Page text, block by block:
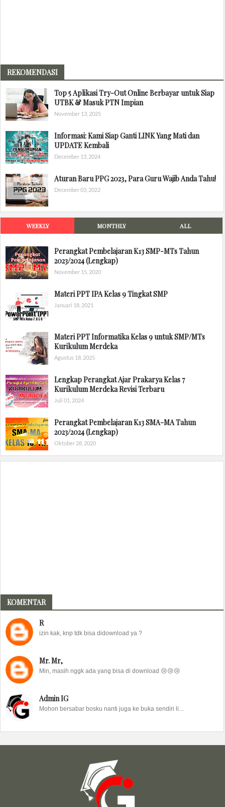
REKOMENDASI
Top 5 Aplikasi Try-Out Online Berbayar untuk Siap
UTBK & Masuk PTN Impian
November 13, 2025
Informasi: Kami Siap Ganti LINK Yang Mati dan
UPDATE Kembali
December 13, 2024
Aturan Baru PPG 2023, Para Guru Wajib Anda Tahu!
December 03, 2022
WEEKLY MONTHLY ALL
Perangkat Pembelajaran K13 SMP-MTs Tahun
2023/2024 (Lengkap)
November 15, 2020
Materi PPT IPA Kelas 9 Tingkat SMP
Januari 18, 2021
Materi PPT Informatika Kelas 9 untuk SMP/MTs
Kurikulum Merdeka
Agustus 18, 2025
Lengkap Perangkat Ajar Prakarya Kelas 7
Kurikulum Merdeka Revisi Terbaru
Juli 01, 2024
Perangkat Pembelajaran K13 SMA-MA Tahun
2023/2024 (Lengkap)
Oktober 28, 2020
KOMENTAR
R
izin kak, knp tdk bisa didownload ya ?
Mr. Mr,
Min, masih nggk ada yang bisa di download 😢😢😢
Admin IG
Mohon bersabar bosku nanti juga ke buka sendiri li...